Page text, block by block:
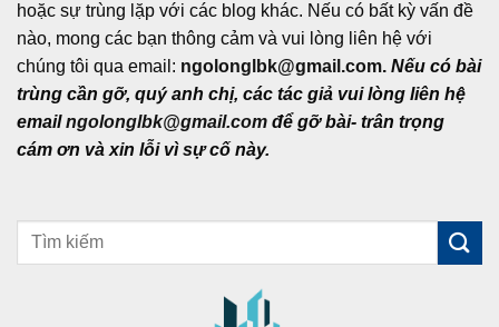
hoặc sự trùng lặp với các blog khác. Nếu có bất kỳ vấn đề
nào, mong các bạn thông cảm và vui lòng liên hệ với
chúng tôi qua email: ngolonglbk@gmail.com. Nếu có bài
trùng cần gỡ, quý anh chị, các tác giả vui lòng liên hệ
emailngolonglbk@gmail.com để gỡ bài- trân trọng
cám ơn và xin lỗi vì sự cố này.